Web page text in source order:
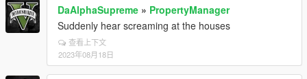
DaAlphaSupreme » PropertyManager
Suddenly hear screaming at the houses
查看上下文
2023年08月18日